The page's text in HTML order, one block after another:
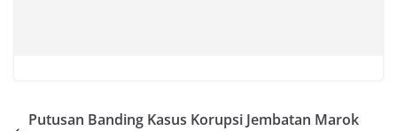
Putusan Banding Kasus Korupsi Jembatan Marok